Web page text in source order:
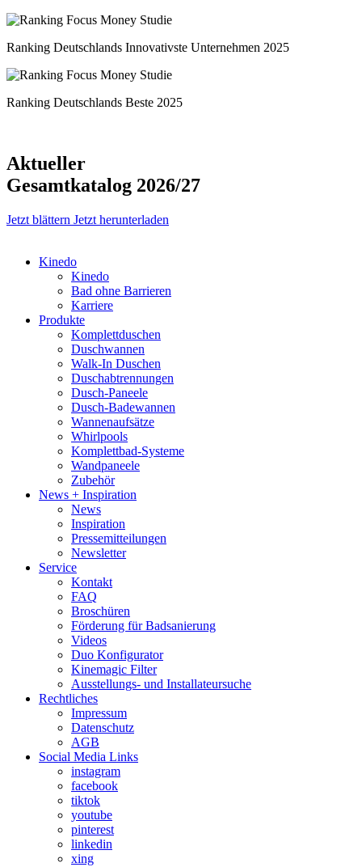
Ranking Deutschlands Innovativste Unternehmen 2025
Ranking Deutschlands Beste 2025
Aktueller
Gesamtkatalog 2026/27
Jetzt blättern Jetzt herunterladen
Kinedo
Kinedo
Bad ohne Barrieren
Karriere
Produkte
Komplettduschen
Duschwannen
Walk-In Duschen
Duschabtrennungen
Dusch-Paneele
Dusch-Badewannen
Wannenaufsätze
Whirlpools
Komplettbad-Systeme
Wandpaneele
Zubehör
News + Inspiration
News
Inspiration
Pressemitteilungen
Newsletter
Service
Kontakt
FAQ
Broschüren
Förderung für Badsanierung
Videos
Duo Konfigurator
Kinemagic Filter
Ausstellungs- und Installateursuche
Rechtliches
Impressum
Datenschutz
AGB
Social Media Links
instagram
facebook
tiktok
youtube
pinterest
linkedin
xing